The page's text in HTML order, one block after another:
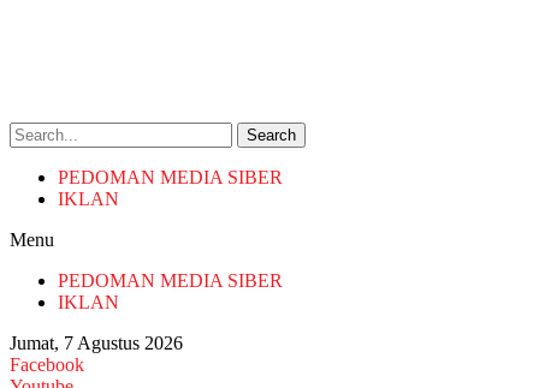
Search
PEDOMAN MEDIA SIBER
IKLAN
Menu
PEDOMAN MEDIA SIBER
IKLAN
Jumat, 7 Agustus 2026
Facebook